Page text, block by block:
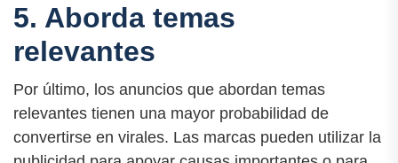
5. Aborda temas
relevantes
Por último, los anuncios que abordan temas
relevantes tienen una mayor probabilidad de
convertirse en virales. Las marcas pueden utilizar la